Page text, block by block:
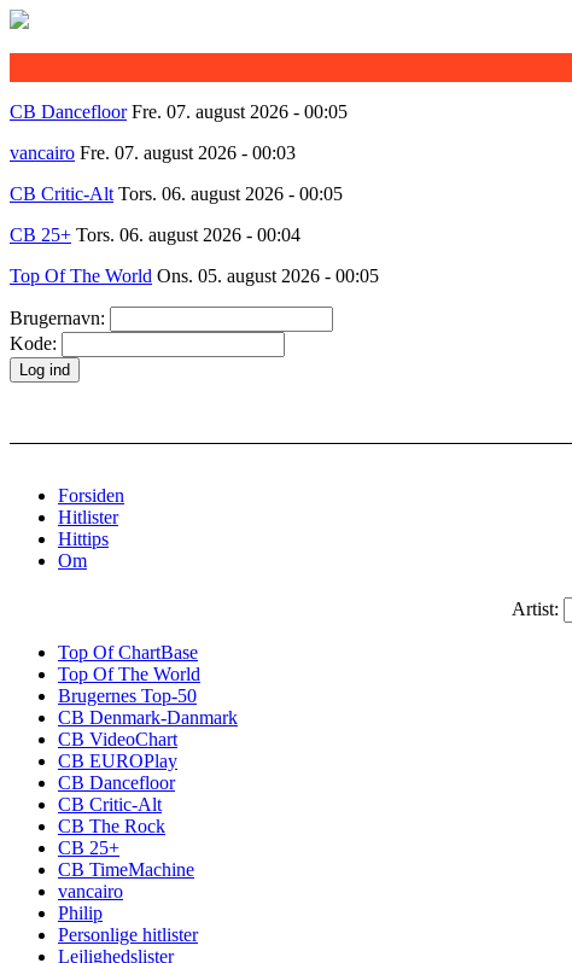
CB Dancefloor Fre. 07. august 2026 - 00:05
vancairo Fre. 07. august 2026 - 00:03
CB Critic-Alt Tors. 06. august 2026 - 00:05
CB 25+ Tors. 06. august 2026 - 00:04
Top Of The World Ons. 05. august 2026 - 00:05
Brugernavn:
Kode:
Forsiden
Hitlister
Hittips
Om
Artist:
Top Of ChartBase
Top Of The World
Brugernes Top-50
CB Denmark-Danmark
CB VideoChart
CB EUROPlay
CB Dancefloor
CB Critic-Alt
CB The Rock
CB 25+
CB TimeMachine
vancairo
Philip
Personlige hitlister
Lejlighedslister